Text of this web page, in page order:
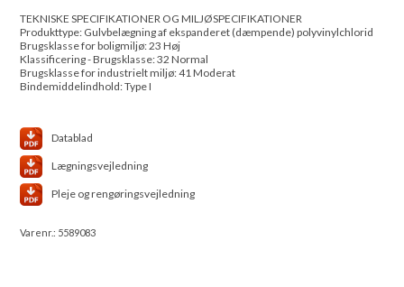
TEKNISKE SPECIFIKATIONER OG MILJØSPECIFIKATIONER
Produkttype: Gulvbelægning af ekspanderet (dæmpende) polyvinylchlorid
Brugsklasse for boligmiljø: 23 Høj
Klassificering - Brugsklasse: 32 Normal
Brugsklasse for industrielt miljø: 41 Moderat
Bindemiddelindhold: Type I
Datablad
Lægningsvejledning
Pleje og rengøringsvejledning
Varenr.: 5589083